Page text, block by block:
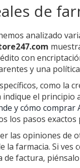
de
analizado
con
y una
como la
el principio
y cómo comprar
los pasos
las opiniones de
la farmacia. Si
factura, piénsalo